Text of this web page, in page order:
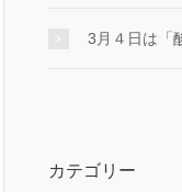
3月４日は「
カテゴリー